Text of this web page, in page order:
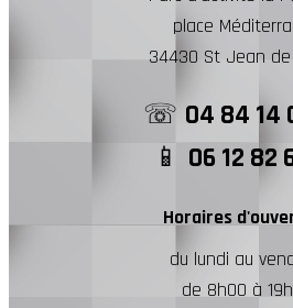
place
34430 St Jean
☏ 04 84 14
📱 06 12 82
Horaires
du lundi au
de 8h00 à